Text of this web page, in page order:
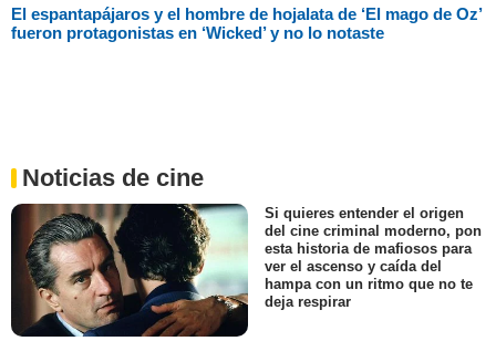
El espantapájaros y el hombre de hojalata de ‘El mago de Oz’
fueron protagonistas en ‘Wicked’ y no lo notaste
Noticias de cine
Si quieres entender el origen
del cine criminal moderno, pon
esta historia de mafiosos para
ver el ascenso y caída del
hampa con un ritmo que no te
deja respirar